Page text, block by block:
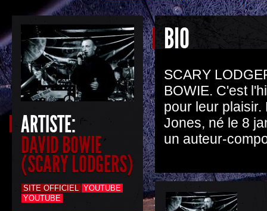
ARTISTE:
DAVID BOWIE
(SCARY LODGERS)
SITE OFFICIEL YOUTUBE
YOUTUBE
BIO
SCARY
BOWIE. C'est
pour leur
Jones, né le 8
un auteur-